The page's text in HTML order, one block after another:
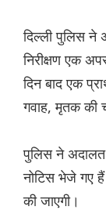
दिल्ली पुलिस ने
निरीक्षण एक
दिन बाद एक
गवाह, मृतक की
पुलिस ने अदालत
नोटिस भेजे गए
की जाएगी।